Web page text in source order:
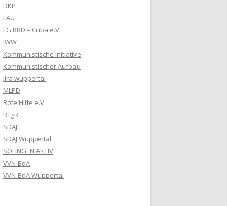
DKP
FAU
FG BRD – Cuba e.V.
IWW
Kommunistische Initiative
Kommunistischer Aufbau
lira wuppertal
MLPD
Rote Hilfe e.V.
RTgR
SDAJ
SDAJ Wuppertal
SOLINGEN AKTIV
VVN-BdA
VVN-BdA Wuppertal